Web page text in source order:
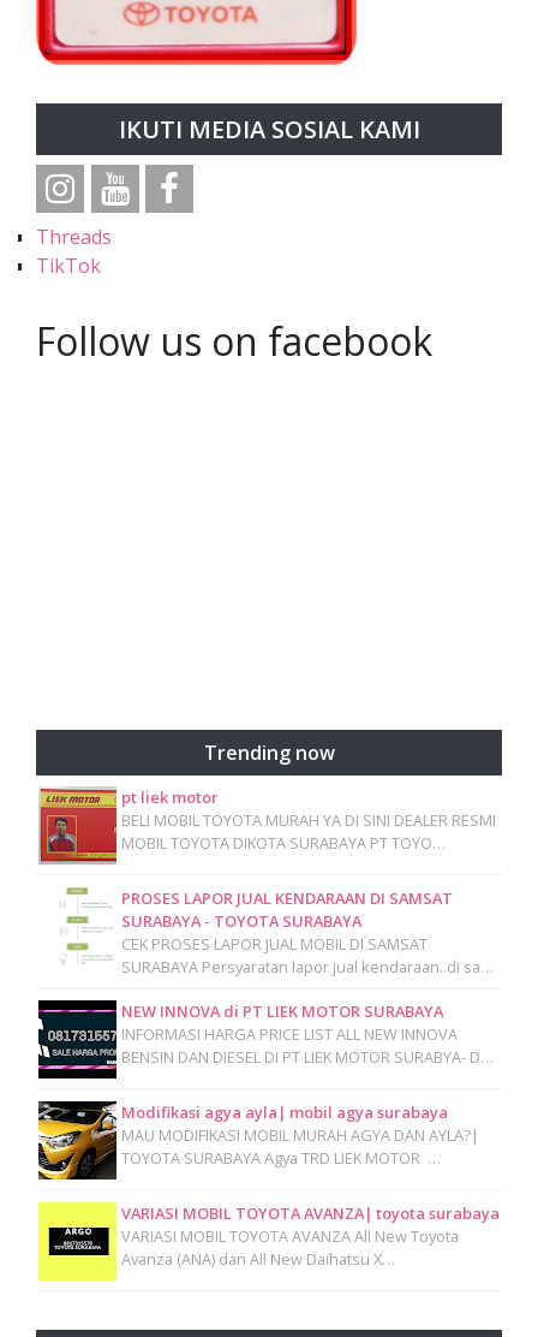
IKUTI MEDIA SOSIAL KAMI
Threads
TikTok
Follow us on facebook
Trending now
pt liek motor
BELI MOBIL TOYOTA MURAH YA DI SINI DEALER RESMI
MOBIL TOYOTA DIKOTA SURABAYA PT TOYO…
PROSES LAPOR JUAL KENDARAAN DI SAMSAT
SURABAYA - TOYOTA SURABAYA
CEK PROSES LAPOR JUAL MOBIL DI SAMSAT
SURABAYA Persyaratan lapor jual kendaraan..di sa…
NEW INNOVA di PT LIEK MOTOR SURABAYA
INFORMASI HARGA PRICE LIST ALL NEW INNOVA
BENSIN DAN DIESEL DI PT LIEK MOTOR SURABYA- D…
Modifikasi agya ayla| mobil agya surabaya
MAU MODIFIKASI MOBIL MURAH AGYA DAN AYLA?|
TOYOTA SURABAYA Agya TRD LIEK MOTOR …
VARIASI MOBIL TOYOTA AVANZA| toyota surabaya
VARIASI MOBIL TOYOTA AVANZA All New Toyota
Avanza (ANA) dan All New Daihatsu X…